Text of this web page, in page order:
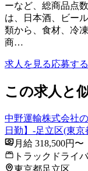
ーなど、総商品点
は、⽇本酒、ビー
類から、⾷材、冷
商…
求人を見る応募する
この求人と
中野運輸株式会社
日勤】-足立区(東京
月給 318,500円〜
トラックドライ